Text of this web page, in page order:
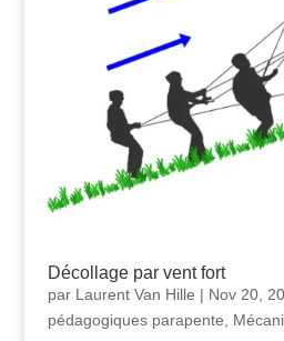
Décollage par vent fort
par Laurent Van Hille | Nov 20,
pédagogiques parapente